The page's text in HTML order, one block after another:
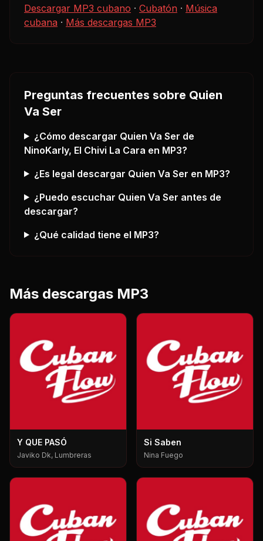
Descargar MP3 cubano · Cubatón · Música
cubana · Más descargas MP3
Preguntas frecuentes sobre Quien
Va Ser
¿Cómo descargar Quien Va Ser de
NinoKarly, El Chivi La Cara en MP3?
¿Es legal descargar Quien Va Ser en MP3?
¿Puedo escuchar Quien Va Ser antes de
descargar?
¿Qué calidad tiene el MP3?
Más descargas MP3
Y QUE PASÓ
Javiko Dk, Lumbreras
Si Saben
Nina Fuego